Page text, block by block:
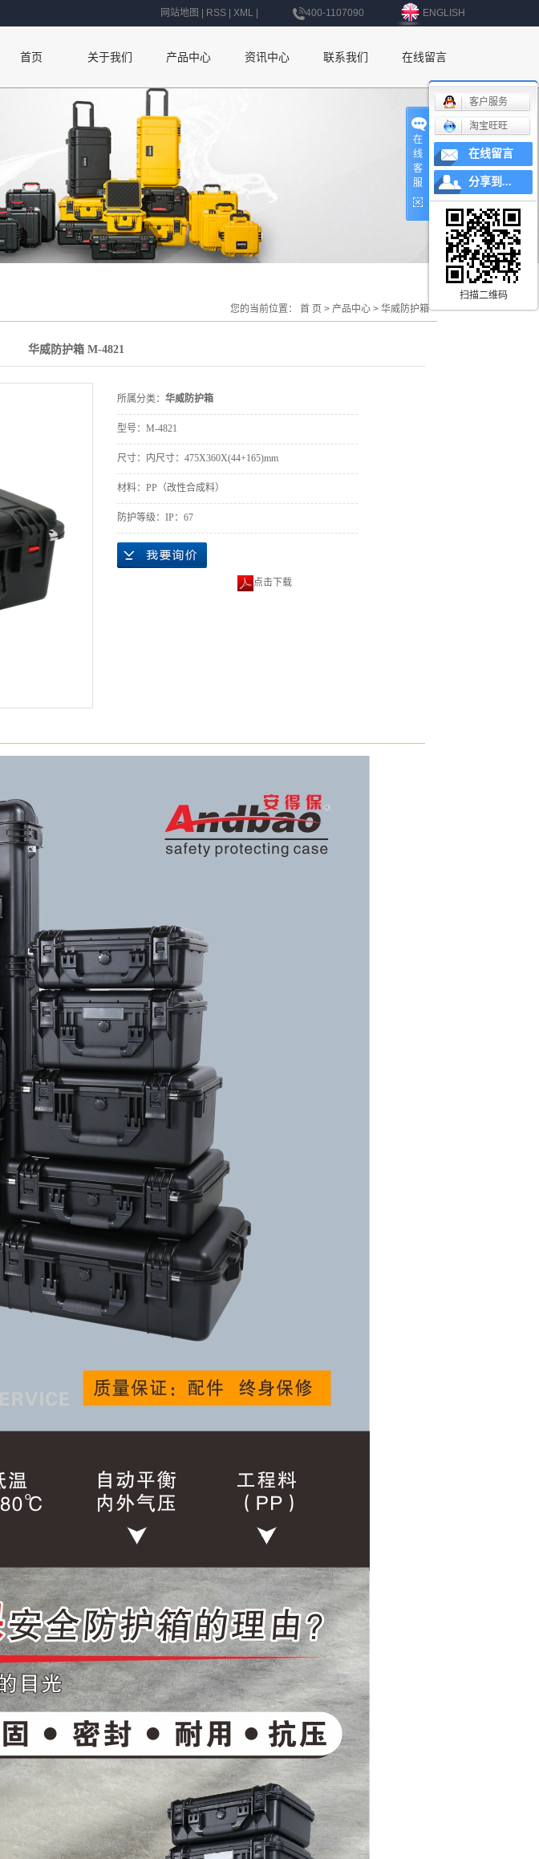
网站地图 RSS XML 400-1107090 ENGLISH
首页 关于我们
联系方式
公司简介
荣誉资质
产品中心 资讯中心 联系我们
辽宁办事处
在线留言
您的当前位置： 首 页 > 产品中心 > 华威防护箱
华威防护箱 M-4821
所属分类： 华威防护箱
型号： M-4821
尺寸： 内尺寸：475X360X(44+165)mm
材料： PP（改性合成料）
防护等级： IP：67
点击下载
在
线
客
服
客户服务
淘宝旺旺
在线留言
分享到...
扫描二维码